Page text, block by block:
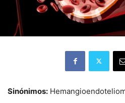
Sinónimos: